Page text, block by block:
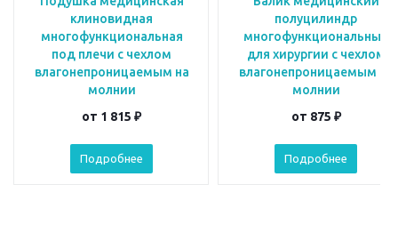
клиновидная
многофункциональная
под плечи с чехлом
влагонепроницаемым на
молнии
от 1 815 ₽
Подробнее
полуцилиндр
многофункциональный
для хирургии с чехлом
влагонепроницаемым на
молнии
от 875 ₽
Подробнее